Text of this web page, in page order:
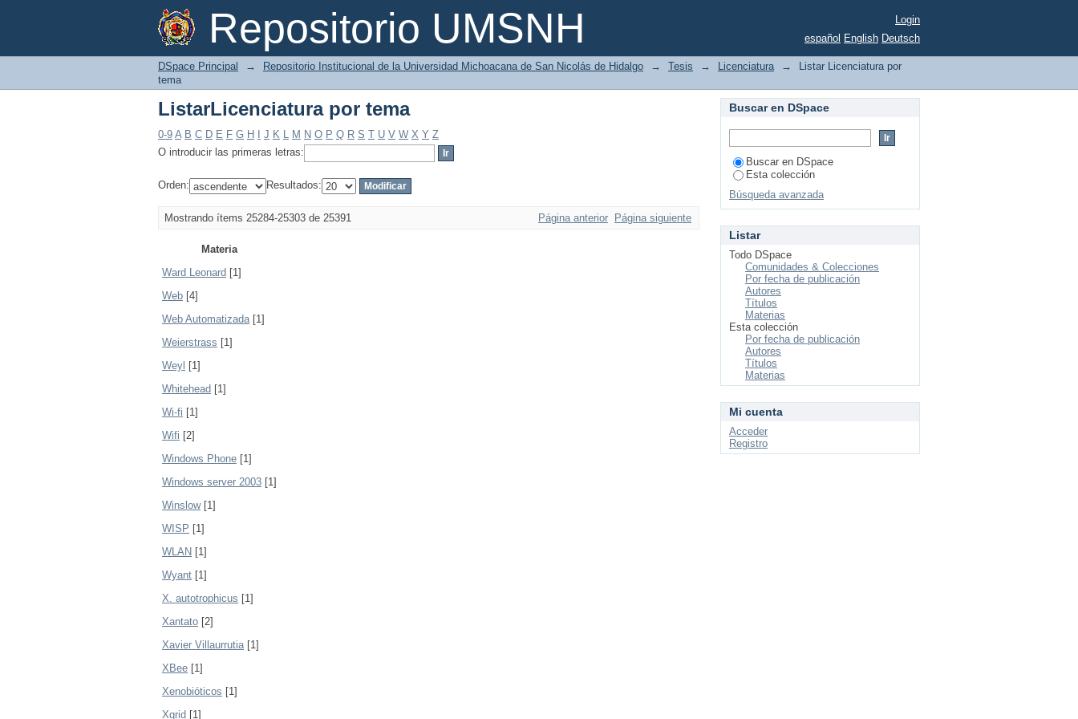
Repositorio UMSNH
ListarLicenciatura por tema
Login
español English Deutsch
DSpace Principal → Repositorio Institucional de la Universidad Michoacana de San Nicolás de Hidalgo → Tesis → Licenciatura →
Listar Licenciatura por
tema
ListarLicenciatura por tema
0-9 A B C D E F G H J K L M N O P Q R S T U V W X Y Z
O introducir las primeras letras:
Orden: Resultados:
Mostrando ítems 25284-25303 de 25391 Página anterior Página siguiente
Materia
Ward Leonard [1]
Web [4]
Web Automatizada[1]
Weierstrass [1]
Weyl [1]
Whitehead [1]
Wi-fi [1]
Wifi [2]
Windows Phone [1]
Windows server 2003 [1]
Winslow[1]
WISP [1]
WLAN [1]
Wyant [1]
X. autotrophicus [1]
Xantato [2]
Xavier Villaurrutia[1]
XBee [1]
Xenobióticos [1]
Xgrid [1]
Buscar en DSpace
Buscar en DSpace
Esta colección
Búsqueda avanzada
Listar
Todo DSpace
Comunidades & Colecciones
Por fecha de publicación
Autores
Títulos
Materias
Esta colección
Por fecha de publicación
Autores
Títulos
Materias
Mi cuenta
Acceder
Registro